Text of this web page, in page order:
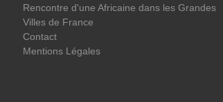
Rencontre d'une Africaine dans les Grandes
Villes de France
Contact
Mentions Légales